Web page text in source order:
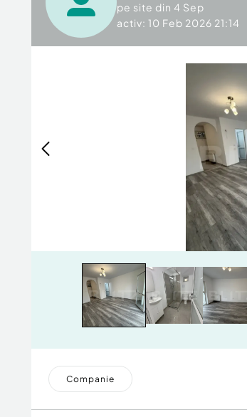
pe site din 4 Sep
activ: 10 Feb 2026 21:14
Companie